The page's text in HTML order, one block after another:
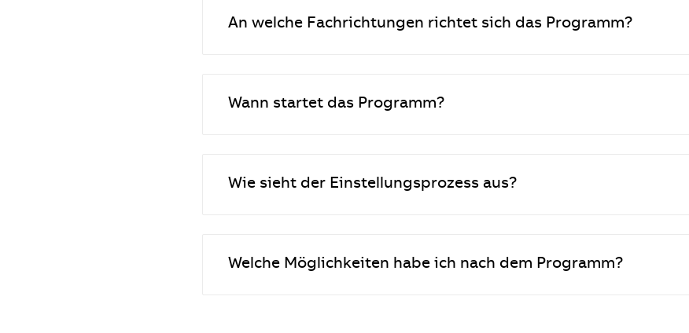
An welche Fachrichtungen richtet sich das Programm?
Wann startet das Programm?
Wie sieht der Einstellungsprozess aus?
Welche Möglichkeiten habe ich nach dem Programm?